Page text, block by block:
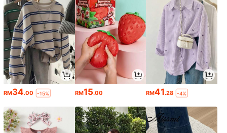
RM34.00 -15% RM15.00 RM41.28 -4%